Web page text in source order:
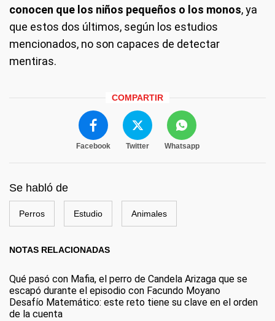
conocen que los niños pequeños o los monos, ya
que estos dos últimos, según los estudios
mencionados, no son capaces de detectar
mentiras.
COMPARTIR
Facebook Twitter Whatsapp
Se habló de
Perros Estudio Animales
NOTAS RELACIONADAS
Qué pasó con Mafia, el perro de Candela Arizaga que se
escapó durante el episodio con Facundo Moyano
Desafío Matemático: este reto tiene su clave en el orden
de la cuenta